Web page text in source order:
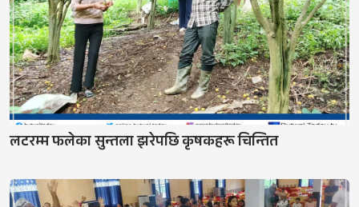
लटरम्म फलेका सुन्तला झरेपछि कृषकहरू चिन्तित